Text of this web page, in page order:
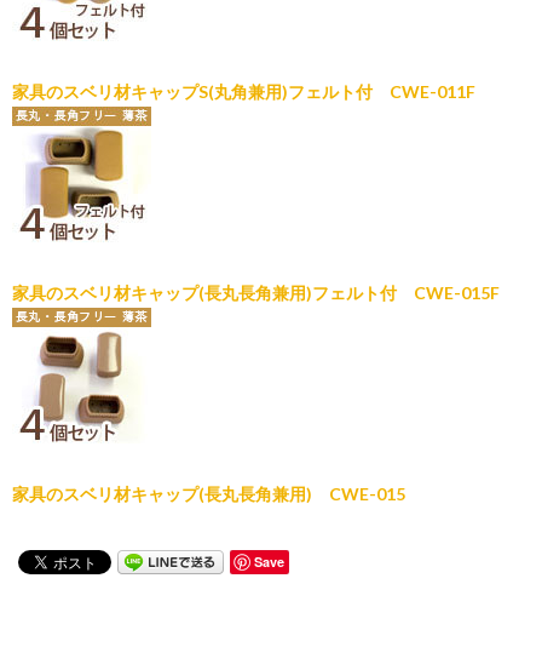
家具のスベリ材キャップS(丸角兼用)フェルト付 CWE-011F
家具のスベリ材キャップ(長丸長角兼用)フェルト付 CWE-015F
家具のスベリ材キャップ(長丸長角兼用) CWE-015
Save